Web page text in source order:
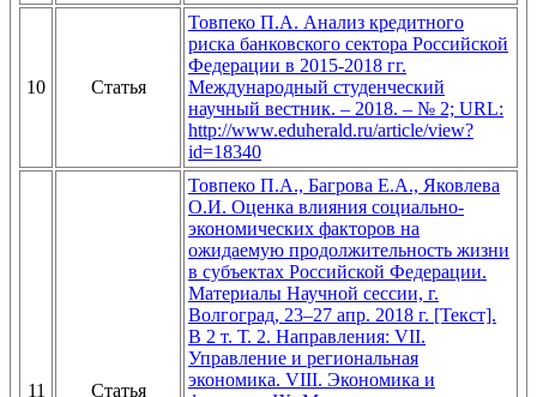
10 Статья
Товпеко П.А. Анализ кредитного
риска банковского сектора Российской
Федерации в 2015-2018 гг.
Международный студенческий
научный вестник. – 2018. – № 2; URL:
http://www.eduherald.ru/article/view?
id=18340
11 Статья
Товпеко П.А., Багрова Е.А., Яковлева
О.И. Оценка влияния социально-
экономических факторов на
ожидаемую продолжительность жизни
в субъектах Российской Федерации.
Материалы Научной сессии, г.
Волгоград, 23–27 апр. 2018 г. [Текст].
В 2 т. Т. 2. Направления: VII.
Управление и региональная
экономика. VIII. Экономика и